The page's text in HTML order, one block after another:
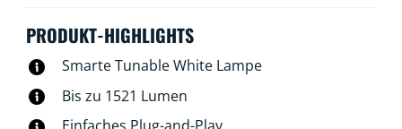
gemütliches Licht, wenn Du Dich entspannen
angenehmsten ist. Alles ist über WLAN mit der WiZ
App, der WiZ Fernbedienung oder Deiner Stimme
steuerbar.
PRODUKT-HIGHLIGHTS
Smarte Tunable White Lampe
Bis zu 1521 Lumen